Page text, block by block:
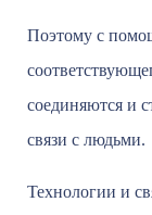
Поэтому с
соединяются и
связи с людьми.
Технологии и